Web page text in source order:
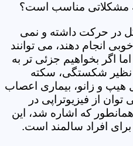
مشکلاتی مناسب است؟
در حرکت داشته و نمی
انجام دهند، می توانند
اگر بخواهیم جزئی تر به
نظیر شکستگی، سکته
و زانو، بیماری اعصاب
از فیزیوتراپی در
که اشاره شد، این
افراد سالمند است.